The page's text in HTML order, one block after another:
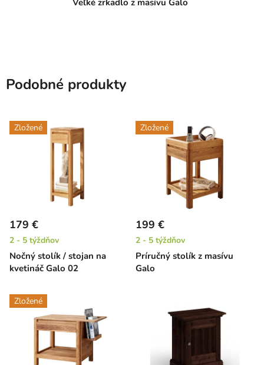
Podobné produkty
Zložené
Nočný stolík / stojan na
kvetináč Galo 02
179 €
2 - 5 týždňov
Zložené
Príručný stolík z masívu
Galo
199 €
2 - 5 týždňov
Zložené